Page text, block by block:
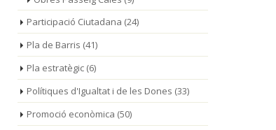
Participació Ciutadana (24)
Pla de Barris (41)
Pla estratègic(6)
Polítiques d'Igualtat i de les Dones (33)
Promoció econòmica (50)